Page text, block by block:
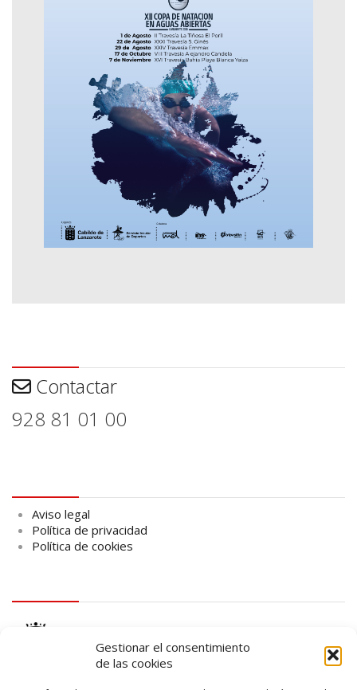
Gestionar el consentimiento
de las cookies
Contactar
928 81 01 00
Aviso legal
Política de privacidad
Política de cookies